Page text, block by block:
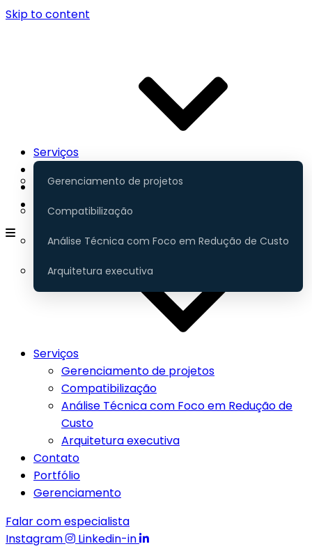
Skip to content
Serviços
Gerenciamento de projetos
Compatibilização
Análise Técnica com Foco em Redução de Custo
Arquitetura executiva
Contato
Portfólio
Gerenciamento
Serviços
Gerenciamento de projetos
Compatibilização
Análise Técnica com Foco em Redução de
Custo
Arquitetura executiva
Contato
Portfólio
Gerenciamento
Falar com especialista
Instagram
Linkedin-in